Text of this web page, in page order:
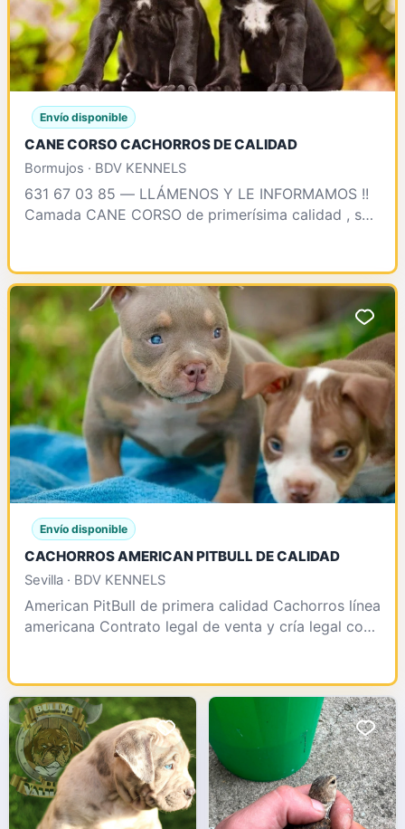
Envío disponible
CANE CORSO CACHORROS DE CALIDAD
Bormujos · BDV KENNELS
631 67 03 85 — LLÁMENOS Y LE INFORMAMOS !!
Camada CANE CORSO de primerísima calidad , se
Envío disponible
CACHORROS AMERICAN PITBULL DE CALIDAD
Sevilla · BDV KENNELS
American PitBull de primera calidad Cachorros línea
americana Contrato legal de venta y cría legal con